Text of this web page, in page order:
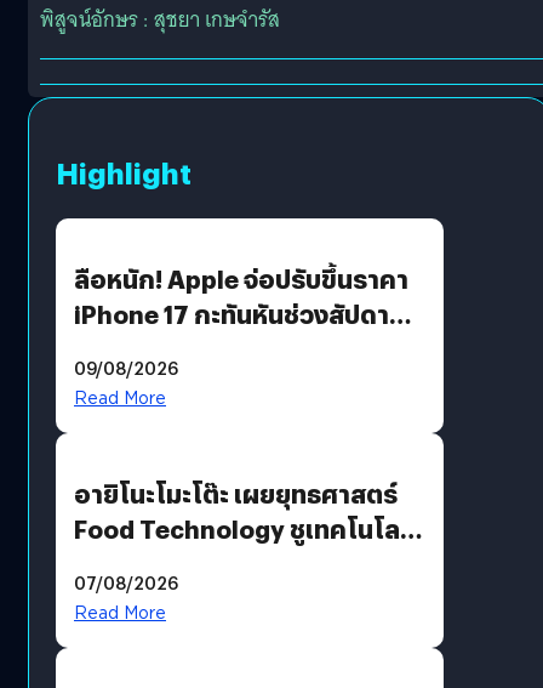
พิสูจน์อักษร : สุชยา เกษจำรัส
Highlight
ลือหนัก! Apple จ่อปรับขึ้นราคา
iPhone 17 กะทันหันช่วงสัปดาห์ที่
09/08/2026
Read More
อายิโนะโมะโต๊ะ เผยยุทธศาสตร์
Food Technology ชูเทคโนโลยี
บริโภคและ B2B
07/08/2026
Read More